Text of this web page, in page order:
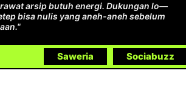
arsip butuh energi. Dukungan lo—
bisa nulis yang aneh-aneh sebelum
Saweria Sociabuzz